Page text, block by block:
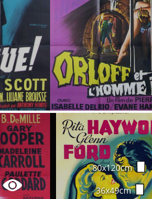
80x120cm
36x49cm